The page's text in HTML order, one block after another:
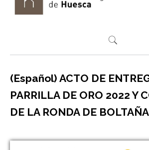
(Español) ACTO DE
PARRILLA DE ORO 2022 Y
DE LA RONDA DE BOLTAÑA